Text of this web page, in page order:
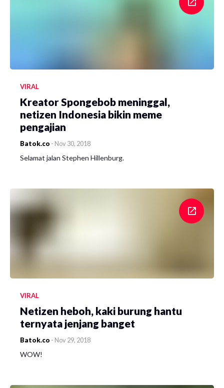
VIRAL
Kreator Spongebob meninggal,
netizen Indonesia bikin meme
pengajian
Batok.co - Nov 30, 2018
Selamat jalan Stephen Hillenburg.
VIRAL
Netizen heboh, kaki burung hantu
ternyata jenjang banget
Batok.co - Nov 29, 2018
WOW!